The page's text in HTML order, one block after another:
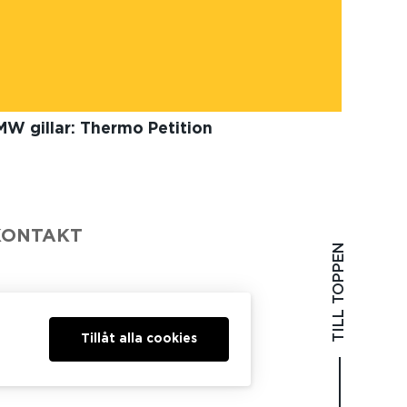
gillar: Thermo Petition
TILL TOPPEN
Tillåt alla cookies